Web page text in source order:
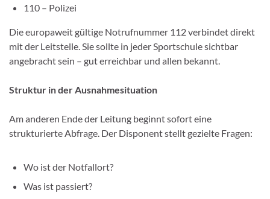
110 – Polizei
Die europaweit gültige Notrufnummer 112 verbindet direkt
mit der Leitstelle. Sie sollte in jeder Sportschule sichtbar
angebracht sein – gut erreichbar und allen bekannt.
Struktur in der Ausnahmesituation
Am anderen Ende der Leitung beginnt sofort eine
strukturierte Abfrage. Der Disponent stellt gezielte Fragen:
Wo ist der Notfallort?
Was ist passiert?